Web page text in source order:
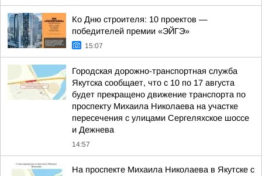
Ко Дню строителя: 10 проектов —
победителей премии «ЭЙГЭ»
15:07
Городская дорожно-транспортная служба
Якутска сообщает, что с 10 по 17 августа
будет прекращено движение транспорта по
проспекту Михаила Николаева на участке
пересечения с улицами Сергеляхское шоссе
и Дежнева
14:57
На проспекте Михаила Николаева в Якутске с